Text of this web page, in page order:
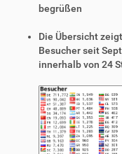
begrüßen
Die Übersicht
Besucher seit
innerhalb von 24